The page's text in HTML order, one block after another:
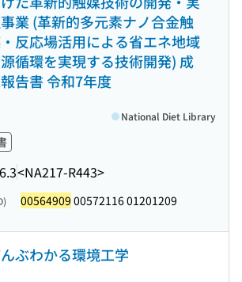
業 (革新的多元素ナノ合金触
反応場活用による省エネ地域
循環を実現する技術開発) 成
告書 令和7年度
<NA217-R443>
National Diet Library
00564909 00572116 01201209
ぶわかる環境工学